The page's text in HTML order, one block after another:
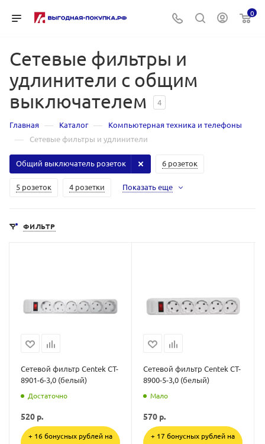
0
Сетевые фильтры и
удлинители с общим
выключателем
4
Главная — Каталог — Компьютерная техника и телефоны
— Сетевые фильтры и удлинители
6 розеток
5 розеток 4 розетки
Общий выключатель розеток
Показать еще
ФИЛЬТР
Сетевой фильтр Centek CT-
8901-6-3,0 (белый)
Достаточно
520 р.
+ 16 бонусных рублей на
Сетевой фильтр Centek CT-
8900-5-3,0 (белый)
Мало
570 р.
+ 17 бонусных рублей на